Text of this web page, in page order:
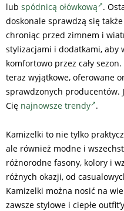
lub spódnicą ołówkową .
doskonale sprawdzą się
chroniąc przed zimnem i
stylizacjami i dodatkami, aby
komfortowo przez cały
teraz wyjątkowe, oferowane
sprawdzonych producentów.
Cię najnowsze trendy .
Kamizelki to nie tylko
ale również modne i
różnorodne fasony, kolory i
różnych okazji, od
Kamizelki można nosić na
zawsze stylowe i ciepłe